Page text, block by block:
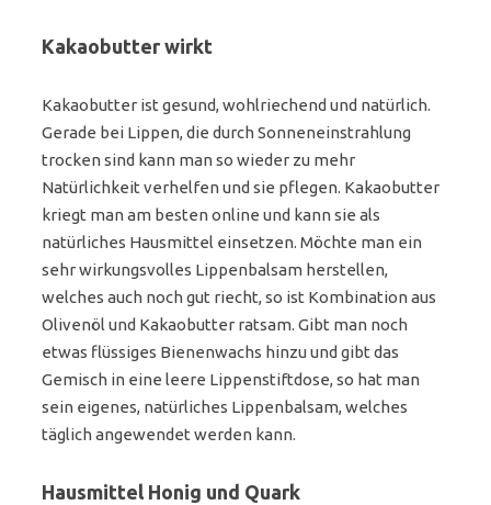
Kakaobutter wirkt
Kakaobutter ist gesund, wohlriechend und natürlich.
Gerade bei Lippen, die durch Sonneneinstrahlung
trocken sind kann man so wieder zu mehr
Natürlichkeit verhelfen und sie pflegen. Kakaobutter
kriegt man am besten online und kann sie als
natürliches Hausmittel einsetzen. Möchte man ein
sehr wirkungsvolles Lippenbalsam herstellen,
welches auch noch gut riecht, so ist Kombination aus
Olivenöl und Kakaobutter ratsam. Gibt man noch
etwas flüssiges Bienenwachs hinzu und gibt das
Gemisch in eine leere Lippenstiftdose, so hat man
sein eigenes, natürliches Lippenbalsam, welches
täglich angewendet werden kann.
Hausmittel Honig und Quark